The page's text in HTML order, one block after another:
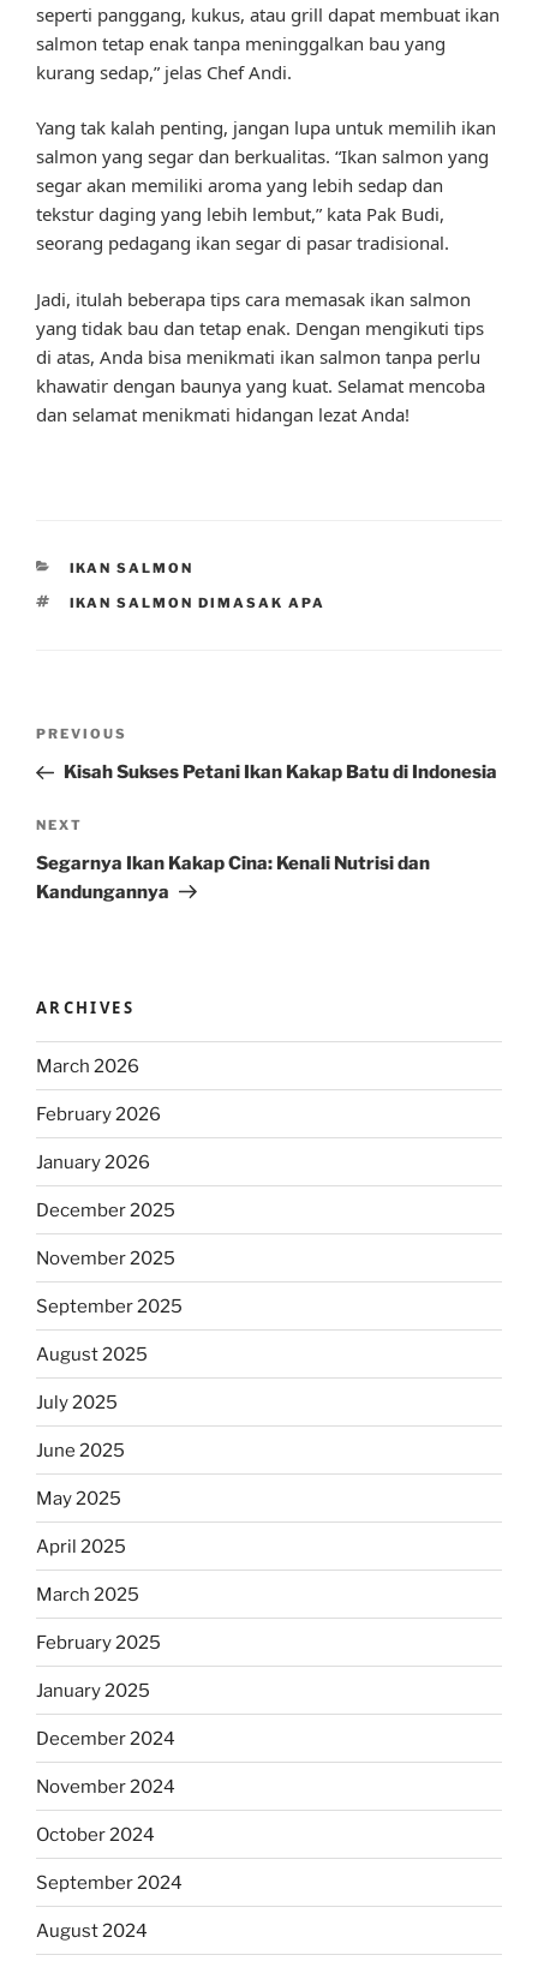
seperti panggang, kukus, atau grill dapat membuat ikan
salmon tetap enak tanpa meninggalkan bau yang
kurang sedap,” jelas Chef Andi.
Yang tak kalah penting, jangan lupa untuk memilih ikan
salmon yang segar dan berkualitas. “Ikan salmon yang
segar akan memiliki aroma yang lebih sedap dan
tekstur daging yang lebih lembut,” kata Pak Budi,
seorang pedagang ikan segar di pasar tradisional.
Jadi, itulah beberapa tips cara memasak ikan salmon
yang tidak bau dan tetap enak. Dengan mengikuti tips
di atas, Anda bisa menikmati ikan salmon tanpa perlu
khawatir dengan baunya yang kuat. Selamat mencoba
dan selamat menikmati hidangan lezat Anda!
CATEGORIES
IKAN SALMON
TAGS
IKAN SALMON DIMASAK APA
Previous
Post
PREVIOUS
Kisah Sukses Petani Ikan Kakap Batu di Indonesia
Next
Post
NEXT
Segarnya Ikan Kakap Cina: Kenali Nutrisi dan
Kandungannya
ARCHIVES
March 2026
February 2026
January 2026
December 2025
November 2025
September 2025
August 2025
July 2025
June 2025
May 2025
April 2025
March 2025
February 2025
January 2025
December 2024
November 2024
October 2024
September 2024
August 2024